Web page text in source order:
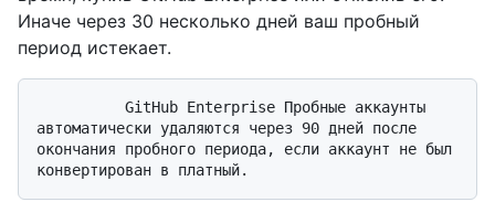
Иначе через 30 несколько дней ваш пробный
период истекает.
автоматически удаляются через 90 дней после
окончания пробного периода, если аккаунт не был